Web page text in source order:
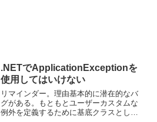
.NETでApplicationExceptionを
使用してはいけない
リマインダー。理由基本的に潜在的なバ
グがある。もともとユーザーカスタムな
例外を定義するために基底クラスとして